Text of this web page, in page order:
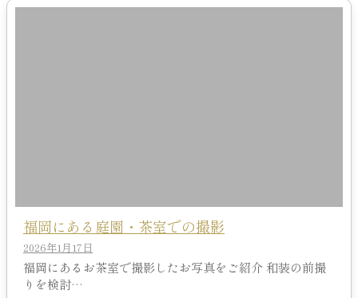
福岡にある庭園・茶室での撮影
2026年1月17日
福岡にあるお茶室で撮影したお写真をご紹介 和装の前撮
りを検討…